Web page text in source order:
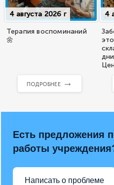
4 августа 2026 г
Терапия воспоминаний
🌼
ПОДРОБНЕЕ →
4
Есть предложения
работы
Написать о проблеме